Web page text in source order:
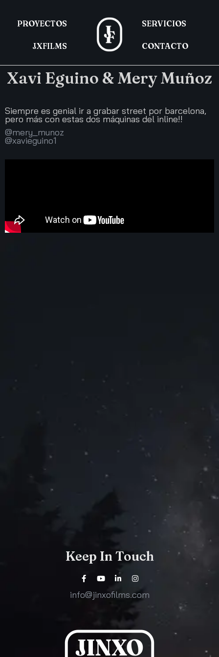
PROYECTOS
JXFILMS
SERVICIOS
CONTACTO
Xavi Eguino & Mery Muñoz
Siempre es genial ir a grabar street por barcelona,
pero más con estas dos máquinas del inline!!
@mery_munoz
@xavieguino1
Keep In Touch
info@jinxofilms.com